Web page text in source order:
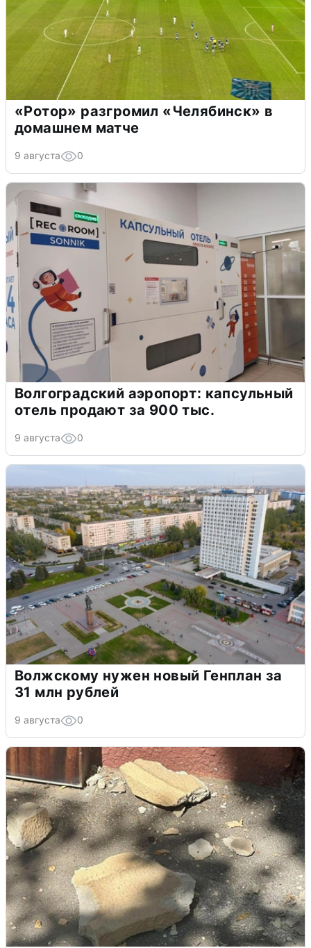
«Ротор» разгромил «Челябинск» в
домашнем матче
9 августа 0
Волгоградский аэропорт: капсульный
отель продают за 900 тыс.
9 августа 0
Волжскому нужен новый Генплан за
31 млн рублей
9 августа 0